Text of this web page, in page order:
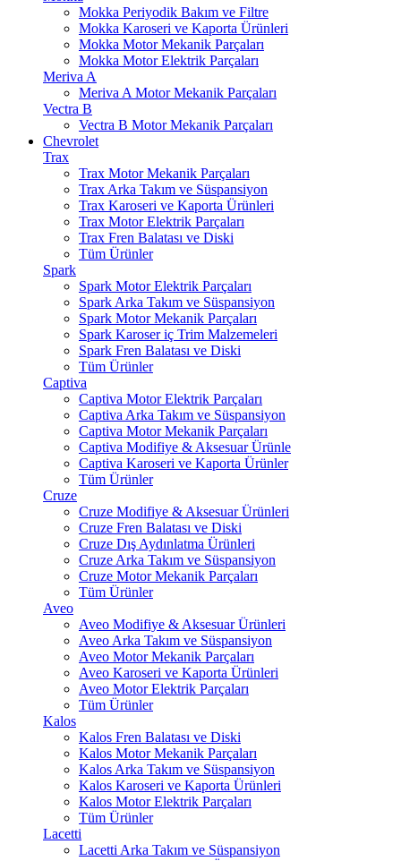
Mokka Periyodik Bakım ve Filtre
Mokka Karoseri ve Kaporta Ürünleri
Mokka Motor Mekanik Parçaları
Mokka Motor Elektrik Parçaları
Meriva A
Meriva A Motor Mekanik Parçaları
Vectra B
Vectra B Motor Mekanik Parçaları
Chevrolet
Trax
Trax Motor Mekanik Parçaları
Trax Arka Takım ve Süspansiyon
Trax Karoseri ve Kaporta Ürünleri
Trax Motor Elektrik Parçaları
Trax Fren Balatası ve Diski
Tüm Ürünler
Spark
Spark Motor Elektrik Parçaları
Spark Arka Takım ve Süspansiyon
Spark Motor Mekanik Parçaları
Spark Karoser iç Trim Malzemeleri
Spark Fren Balatası ve Diski
Tüm Ürünler
Captiva
Captiva Motor Elektrik Parçaları
Captiva Arka Takım ve Süspansiyon
Captiva Motor Mekanik Parçaları
Captiva Modifiye & Aksesuar Ürünle
Captiva Karoseri ve Kaporta Ürünler
Tüm Ürünler
Cruze
Cruze Modifiye & Aksesuar Ürünleri
Cruze Fren Balatası ve Diski
Cruze Dış Aydınlatma Ürünleri
Cruze Arka Takım ve Süspansiyon
Cruze Motor Mekanik Parçaları
Tüm Ürünler
Aveo
Aveo Modifiye & Aksesuar Ürünleri
Aveo Arka Takım ve Süspansiyon
Aveo Motor Mekanik Parçaları
Aveo Karoseri ve Kaporta Ürünleri
Aveo Motor Elektrik Parçaları
Tüm Ürünler
Kalos
Kalos Fren Balatası ve Diski
Kalos Motor Mekanik Parçaları
Kalos Arka Takım ve Süspansiyon
Kalos Karoseri ve Kaporta Ürünleri
Kalos Motor Elektrik Parçaları
Tüm Ürünler
Lacetti
Lacetti Arka Takım ve Süspansiyon